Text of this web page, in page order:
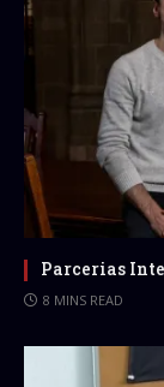
Parcerias
8 MINS READ